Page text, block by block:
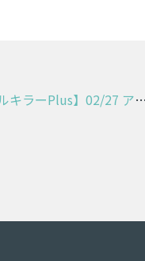
【完了・アルキラーPlus】02/27 アルキラーPlusアラートメール送信元一部変更のお知らせ